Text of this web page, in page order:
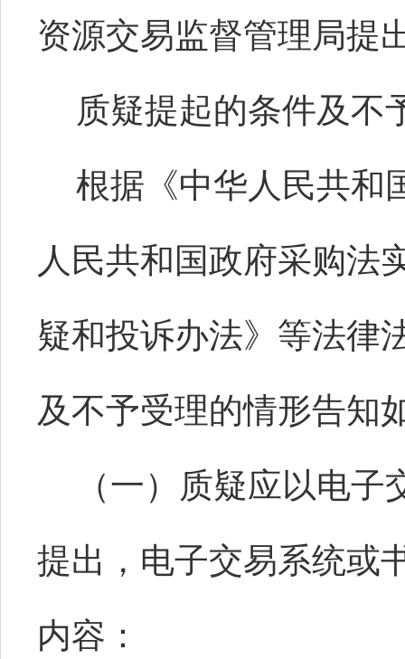
资源交易监督管理局提
质疑提起的条件及不
根据《中华人民共和
人民共和国政府采购法
疑和投诉办法》等法律
及不予受理的情形告知
（一）质疑应以电
提出，电子交易系统或
内容：